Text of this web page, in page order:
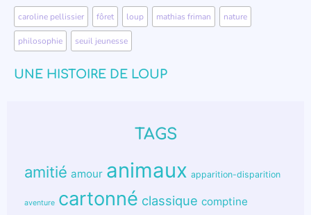
caroline pellissier fôret loup mathias friman nature
philosophie seuil jeunesse
UNE HISTOIRE DE LOUP
TAGS
amitié amour animaux apparition-disparition
aventure cartonné classique comptine